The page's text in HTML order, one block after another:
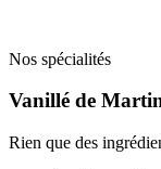
Nos spécialités
Vanillé de
Rien que des